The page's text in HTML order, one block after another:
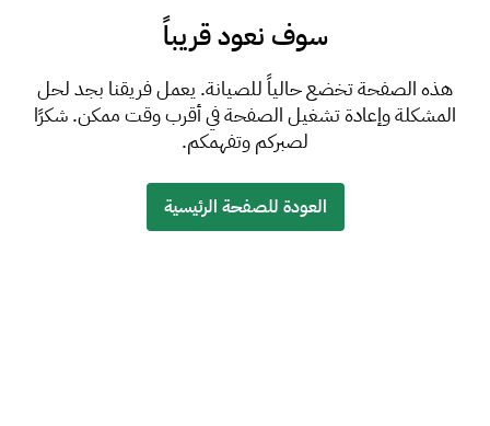
سوف نعود قريباً
هذه الصفحة تخضع حالياً للصيانة. يعمل فريقنا بجد لحل
المشكلة وإعادة تشغيل الصفحة في أقرب وقت ممكن. شكرًا
لصبركم وتفهمكم.
العودة للصفحة الرئيسية